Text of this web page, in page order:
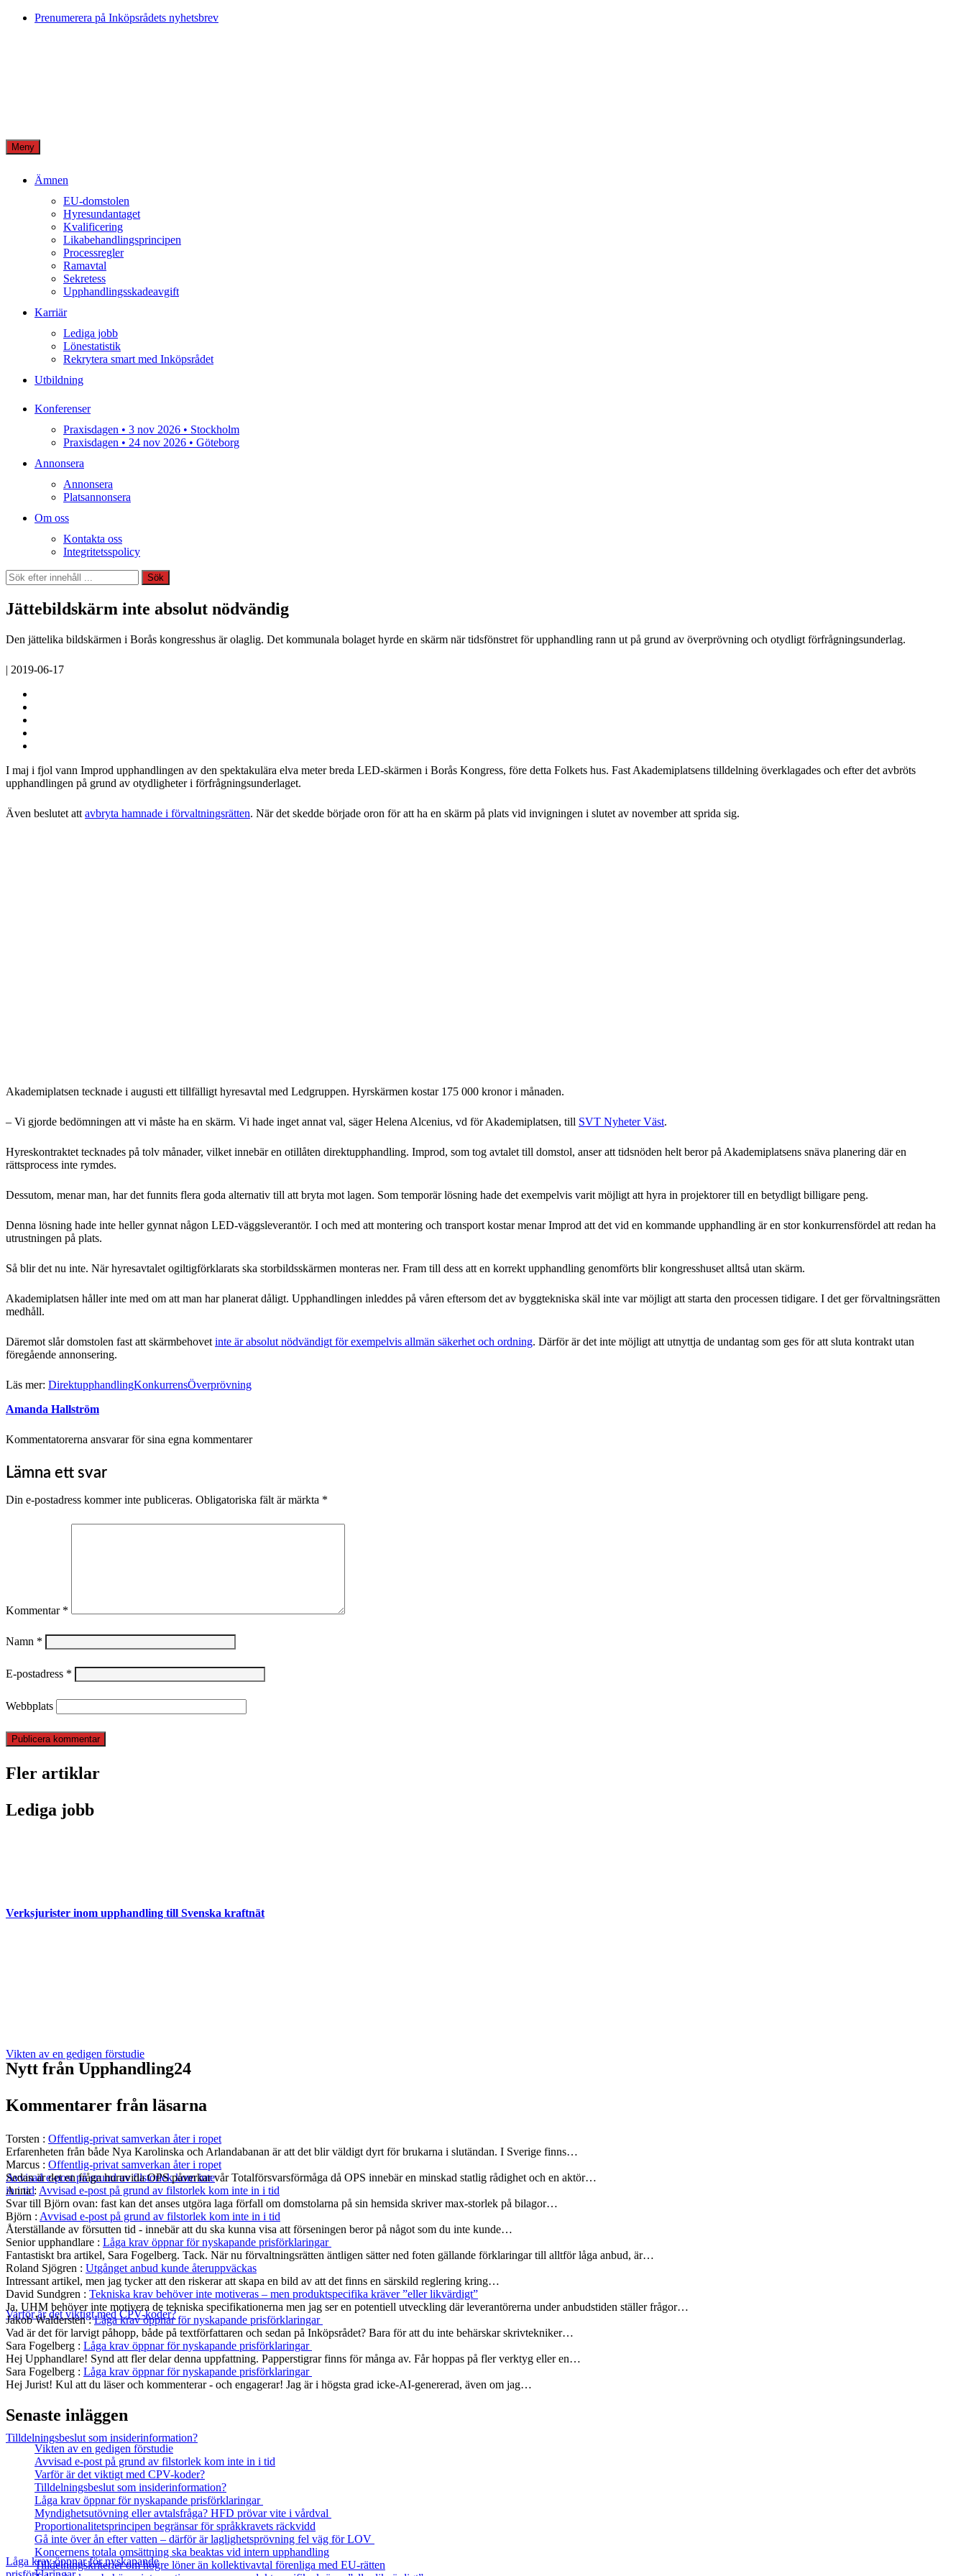
Skip
Prenumerera på Inköpsrådets nyhetsbrev
Meny
Ämnen
EU-domstolen
Hyresundantaget
Kvalificering
Likabehandlingsprincipen
Processregler
Ramavtal
Sekretess
Upphandlingsskadeavgift
Karriär
Lediga jobb
Lönestatistik
Rekrytera smart med Inköpsrådet
Utbildning
Konferenser
Praxisdagen • 3 nov 2026 • Stockholm
Praxisdagen • 24 nov 2026 • Göteborg
Annonsera
Annonsera
Platsannonsera
Om oss
Kontakta oss
Integritetsspolicy
Sök
Sök
Jättebildskärm inte absolut nödvändig
Den jättelika bildskärmen i Borås kongresshus är olaglig. Det kommunala bolaget hyrde en skärm när tidsfönstret för upphandling rann ut på grund av överprövning och otydligt förfrågningsunderlag.
| 2019-06-17
I maj i fjol vann Improd upphandlingen av den spektakulära elva meter breda LED-skärmen i Borås Kongress, före detta Folkets hus. Fast Akademiplatsens tilldelning överklagades och efter det avbröts
upphandlingen på grund av otydligheter i förfrågningsunderlaget.
Även beslutet att avbryta hamnade i förvaltningsrätten. När det skedde började oron för att ha en skärm på plats vid invigningen i slutet av november att sprida sig.
Akademiplatsen tecknade i augusti ett tillfälligt hyresavtal med Ledgruppen. Hyrskärmen kostar 175 000 kronor i månaden.
– Vi gjorde bedömningen att vi måste ha en skärm. Vi hade inget annat val, säger Helena Alcenius, vd för Akademiplatsen, till SVT Nyheter Väst.
Hyreskontraktet tecknades på tolv månader, vilket innebär en otillåten direktupphandling. Improd, som tog avtalet till domstol, anser att tidsnöden helt beror på Akademiplatsens snäva planering där en
rättsprocess inte rymdes.
Dessutom, menar man, har det funnits flera goda alternativ till att bryta mot lagen. Som temporär lösning hade det exempelvis varit möjligt att hyra in projektorer till en betydligt billigare peng.
Denna lösning hade inte heller gynnat någon LED-väggsleverantör. I och med att montering och transport kostar menar Improd att det vid en kommande upphandling är en stor konkurrensfördel att redan ha
utrustningen på plats.
Så blir det nu inte. När hyresavtalet ogiltigförklarats ska storbildsskärmen monteras ner. Fram till dess att en korrekt upphandling genomförts blir kongresshuset alltså utan skärm.
Akademiplatsen håller inte med om att man har planerat dåligt. Upphandlingen inleddes på våren eftersom det av byggtekniska skäl inte var möjligt att starta den processen tidigare. I det ger förvaltningsrätten
medhåll.
Däremot slår domstolen fast att skärmbehovet inte är absolut nödvändigt för exempelvis allmän säkerhet och ordning. Därför är det inte möjligt att utnyttja de undantag som ges för att sluta kontrakt utan
föregående annonsering.
Läs mer: DirektupphandlingKonkurrensÖverprövning
Amanda Hallström
Kommentatorerna ansvarar för sina egna kommentarer
Lämna ett svar
Din e-postadress kommer inte publiceras. Obligatoriska fält är märkta *
Kommentar *
Namn *
E-postadress *
Webbplats
Fler artiklar
Lediga jobb
Verksjurister inom upphandling till Svenska kraftnät
Vikten av en gedigen förstudie
Avvisad e-post på grund av filstorlek kom inte
in i tid
Varför är det viktigt med CPV-koder?
Tilldelningsbeslut som insiderinformation?
Låga krav öppnar för nyskapande
Nytt från Upphandling24
Kommentarer från läsarna
Torsten : Offentlig-privat samverkan åter i ropet
Erfarenheten från både Nya Karolinska och Arlandabanan är att det blir väldigt dyrt för brukarna i slutändan. I Sverige finns…
Marcus : Offentlig-privat samverkan åter i ropet
Sedan är det en fråga huruvida OPS påverkar vår Totalförsvarsförmåga då OPS innebär en minskad statlig rådighet och en aktör…
Anna: Avvisad e-post på grund av filstorlek kom inte in i tid
Svar till Björn ovan: fast kan det anses utgöra laga förfall om domstolarna på sin hemsida skriver max-storlek på bilagor…
Björn : Avvisad e-post på grund av filstorlek kom inte in i tid
Återställande av försutten tid - innebär att du ska kunna visa att förseningen beror på något som du inte kunde…
Senior upphandlare : Låga krav öppnar för nyskapande prisförklaringar
Fantastiskt bra artikel, Sara Fogelberg. Tack. När nu förvaltningsrätten äntligen sätter ned foten gällande förklaringar till alltför låga anbud, är…
Roland Sjögren : Utgånget anbud kunde återuppväckas
Intressant artikel, men jag tycker att den riskerar att skapa en bild av att det finns en särskild reglering kring…
David Sundgren : Tekniska krav behöver inte motiveras – men produktspecifika kräver ”eller likvärdigt”
Ja, UHM behöver inte motivera de tekniska specifikationerna men jag ser en potentiell utveckling där leverantörerna under anbudstiden ställer frågor…
Jakob Waldersten:Låga krav öppnar för nyskapande prisförklaringar
Vad är det för larvigt påhopp, både på textförfattaren och sedan på Inköpsrådet? Bara för att du inte behärskar skrivtekniker…
Sara Fogelberg : Låga krav öppnar för nyskapande prisförklaringar
Hej Upphandlare! Synd att fler delar denna uppfattning. Papperstigrar finns för många av. Får hoppas på fler verktyg eller en…
Sara Fogelberg : Låga krav öppnar för nyskapande prisförklaringar
Hej Jurist! Kul att du läser och kommenterar - och engagerar! Jag är i högsta grad icke-AI-genererad, även om jag…
Senaste inläggen
Vikten av en gedigen förstudie
Avvisad e-post på grund av filstorlek kom inte in i tid
Varför är det viktigt med CPV-koder?
Tilldelningsbeslut som insiderinformation?
Låga krav öppnar för nyskapande prisförklaringar
Myndighetsutövning eller avtalsfråga? HFD prövar vite i vårdval
Proportionalitetsprincipen begränsar för språkkravets räckvidd
Gå inte över ån efter vatten – därför är laglighetsprövning fel väg för LOV
Koncernens totala omsättning ska beaktas vid intern upphandling
Tilldelningskriterier om högre löner än kollektivavtal förenliga med EU‑rätten